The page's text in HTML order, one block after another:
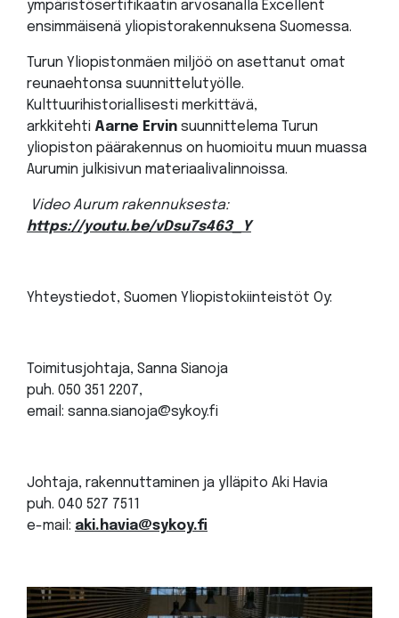
ympäristösertifikaatin arvosanalla Excellent
ensimmäisenä yliopistorakennuksena Suomessa.
Turun Yliopistonmäen miljöö on asettanut omat
reunaehtonsa suunnittelutyölle.
Kulttuurihistoriallisesti merkittävä,
arkkitehti Aarne Ervin suunnittelema Turun
yliopiston päärakennus on huomioitu muun muassa
Aurumin julkisivun materiaalivalinnoissa.
Video Aurum rakennuksesta:
https://youtu.be/vDsu7s463_Y
Yhteystiedot, Suomen Yliopistokiinteistöt Oy:
Toimitusjohtaja, Sanna Sianoja
puh. 050 351 2207,
email: sanna.sianoja@sykoy.fi
Johtaja, rakennuttaminen ja ylläpito Aki Havia
puh. 040 527 7511
e-mail: aki.havia@sykoy.fi